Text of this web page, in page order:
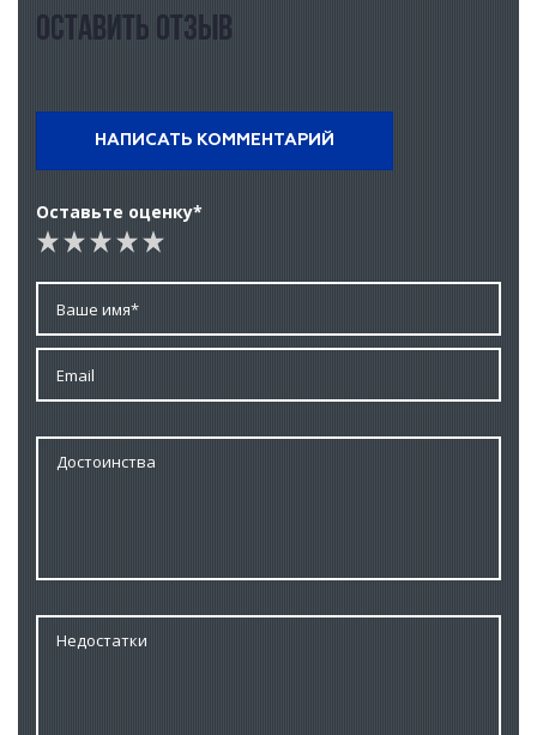
Оставить отзыв
НАПИСАТЬ КОММЕНТАРИЙ
Оставьте оценку*